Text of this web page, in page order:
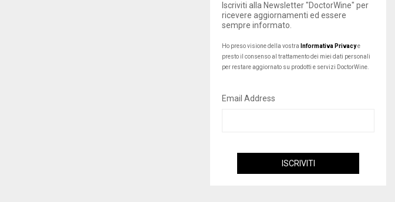
Iscriviti alla Newsletter "DoctorWine" per
ricevere aggiornamenti ed essere
sempre informato.
Ho preso visione della vostra Informativa Privacye
presto il consenso al trattamento dei miei dati personali
per restare aggiornato su prodotti e servizi DoctorWine.
Email Address